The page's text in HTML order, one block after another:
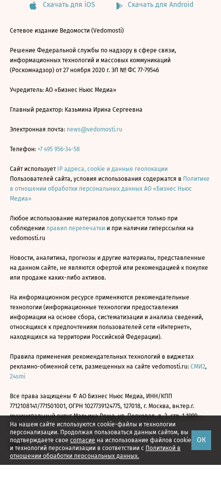
На нашем сайте используются cookie-файлы и технологии
персонализации. Продолжая пользоваться данным сайтом, вы
подтверждаете свое согласие на использование файлов cookie
и технологий персонализации в соответствии с Политикой в
отношении обработки персональных данных.
ОК
Скачать для iOS Скачать для Android
Сетевое издание Ведомости (Vedomosti)
Решение Федеральной службы по надзору в сфере связи,
информационных технологий и массовых коммуникаций
(Роскомнадзор) от 27 ноября 2020 г. ЭЛ № ФС 77-79546
Учредитель: АО «Бизнес Ньюс Медиа»
Главный редактор: Казьмина Ирина Сергеевна
Электронная почта: news@vedomosti.ru
Телефон: +7 495 956-34-58
Сайт использует IP адреса, cookie и данные геолокации
Пользователей сайта, условия использования содержатся в Политике
в отношении обработки персональных данных АО «Бизнес Ньюс
Медиа»
Любое использование материалов допускается только при
соблюдении правил перепечатки и при наличии гиперссылки на
vedomosti.ru
Новости, аналитика, прогнозы и другие материалы, представленные
на данном сайте, не являются офертой или рекомендацией к покупке
или продаже каких-либо активов.
На информационном ресурсе применяются рекомендательные
технологии (информационные технологии предоставления
информации на основе сбора, систематизации и анализа сведений,
относящихся к предпочтениям пользователей сети «Интернет»,
находящихся на территории Российской Федерации).
Правила применения рекомендательных технологий в виджетах
рекламно-обменной сети, размещенных на сайте vedomosti.ru: СМИ2,
24smi
Все права защищены © АО Бизнес Ньюс Медиа, ИНН/КПП
7712108141/771501001, ОГРН 1027739124775, 127018, г. Москва, вн.тер.г.
муниципальный округ Марьина Роща, ул. Полковая, д. 3, стр. 1 1999—
2026